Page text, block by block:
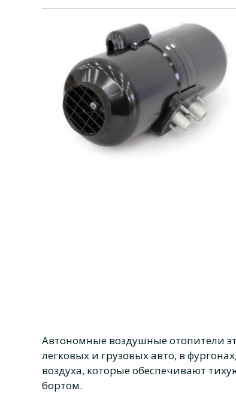
Автономные воздушные отопители
легковых и грузовых авто, в
воздуха, которые обеспечивают
бортом.